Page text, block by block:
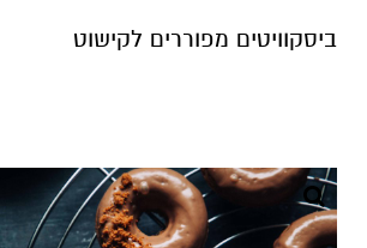
ביסקוויטים מפוררים לקישוט